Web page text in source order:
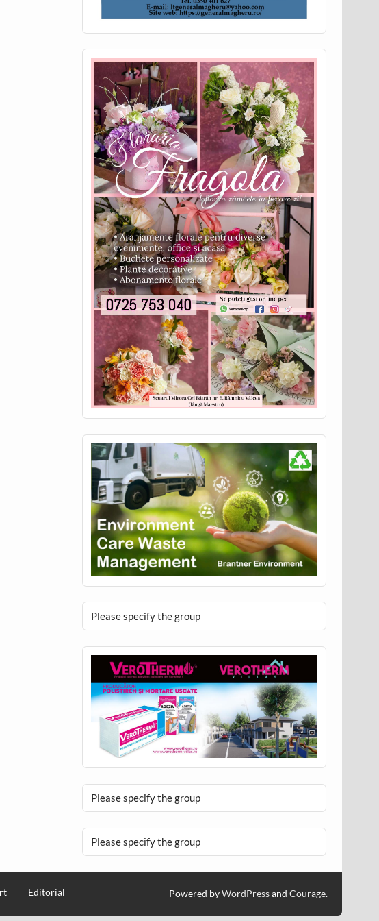
Please specify the group
Please specify the group
Please specify the group
Editorial Powered byWordPressand Courage.